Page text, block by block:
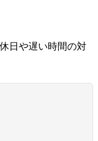
日や遅い時間の対